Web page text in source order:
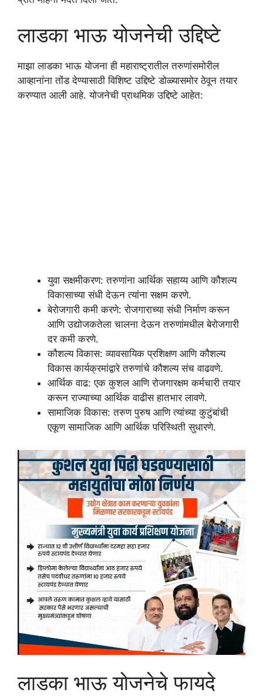
लाडका भाऊ योजनेची उद्दिष्टे
माझा लाडका भाऊ योजना ही महाराष्ट्रातील तरुणांसमोरील
आव्हानांना तोंड देण्यासाठी विशिष्ट उद्दिष्टे डोळ्यासमोर ठेवून तयार
करण्यात आली आहे. योजनेची प्राथमिक उद्दिष्टे आहेत:
युवा सक्षमीकरण: तरुणांना आर्थिक सहाय्य आणि कौशल्य
विकासाच्या संधी देऊन त्यांना सक्षम करणे.
बेरोजगारी कमी करणे: रोजगाराच्या संधी निर्माण करून
आणि उद्योजकतेला चालना देऊन तरुणांमधील बेरोजगारी
दर कमी करणे.
कौशल्य विकास: व्यावसायिक प्रशिक्षण आणि कौशल्य
विकास कार्यक्रमांद्वारे तरुणांचे कौशल्य संच वाढवणे.
आर्थिक वाढ: एक कुशल आणि रोजगारक्षम कर्मचारी तयार
करून राज्याच्या आर्थिक वाढीस हातभार लावणे.
सामाजिक विकास: तरुण पुरुष आणि त्यांच्या कुटुंबांची
एकूण सामाजिक आणि आर्थिक परिस्थिती सुधारणे.
लाडका भाऊ योजनेचे फायदे